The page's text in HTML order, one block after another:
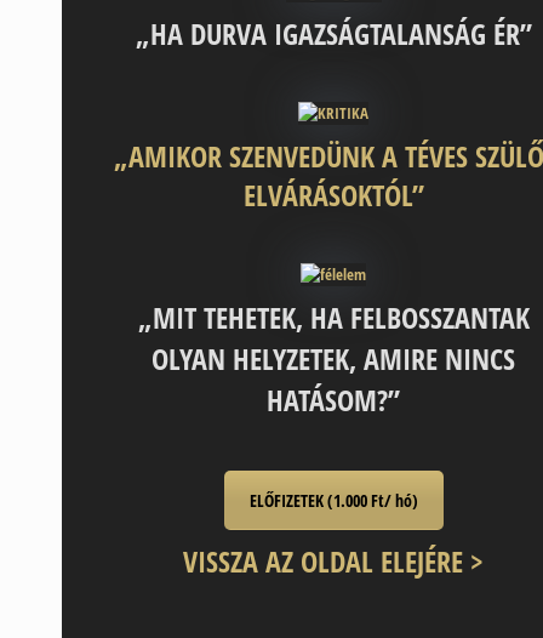
„HA DURVA IGAZSÁGTALANSÁG ÉR”
„AMIKOR SZENVEDÜNK A TÉVES
ELVÁRÁSOKTÓL”
„MIT TEHETEK, HA FELBOSSZANTAK
OLYAN HELYZETEK, AMIRE NINCS
HATÁSOM?”
ELŐFIZETEK (1.000 Ft/ hó)
VISSZA AZ OLDAL ELEJÉRE >